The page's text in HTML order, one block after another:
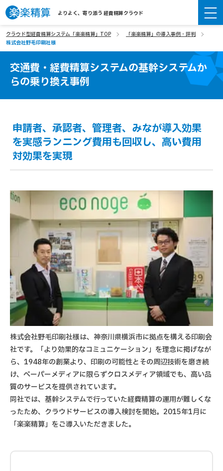
よりよく、寄り添う 経費精算クラウド
クラウド型経費精算システム「楽楽精算」TOP
「楽楽精算」の導入事例・評判
株式会社野毛印刷社様
交通費・経費精算システムの基幹システムか
らの乗り換え事例
申請者、承認者、管理者、みなが導入効果
を実感ランニング費用も回収し、高い費用
対効果を実現
株式会社野毛印刷社様は、神奈川県横浜市に拠点を構える印刷会
社です。「より効果的なコミュニケーション」を理念に掲げなが
ら、1948年の創業より、印刷の可能性とその周辺技術を磨き続
け、ペーパーメディアに限らずクロスメディア領域でも、高い品
質のサービスを提供されています。
同社では、基幹システムで行っていた経費精算の運用が難しくな
ったため、クラウドサービスの導入検討を開始。2015年1月に
「楽楽精算」をご導入いただきました。